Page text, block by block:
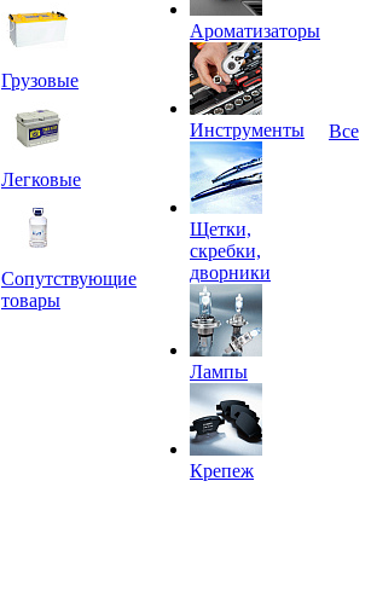
Грузовые
Легковые
Сопутствующие
товары
Ароматизаторы
Инструменты
Щетки,
скребки,
дворники
Лампы
Крепеж
Все